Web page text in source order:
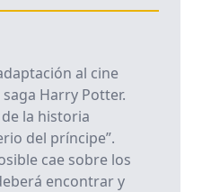
al cine
Harry Potter.
la historia
del príncipe”.
cae sobre los
encontrar y